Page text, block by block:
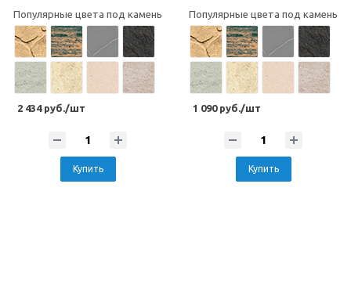
Популярные цвета под камень
2 434 руб./шт
Купить
Популярные цвета под камень
1 090 руб./шт
Купить